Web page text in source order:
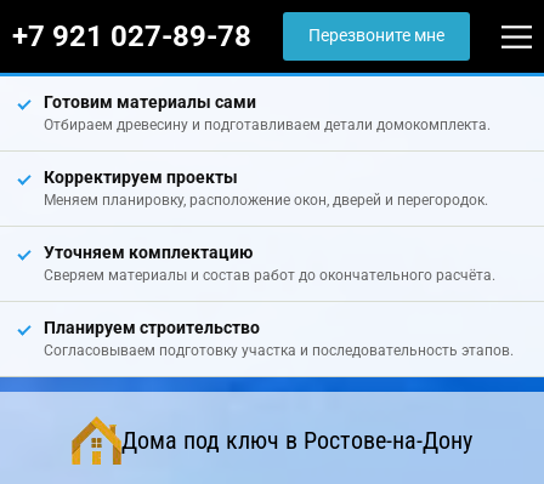
+7 921 027-89-78 Перезвоните мне
Готовим материалы сами
Отбираем древесину и подготавливаем детали домокомплекта.
Корректируем проекты
Меняем планировку, расположение окон, дверей и перегородок.
Уточняем комплектацию
Сверяем материалы и состав работ до окончательного расчёта.
Планируем строительство
Согласовываем подготовку участка и последовательность этапов.
Дома под ключ в Ростове-на-Дону